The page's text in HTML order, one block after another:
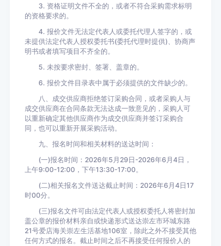
3. 资格证明文件不全的，或者不符合采购需求标明
的资格要求的。
4. 报价文件无法定代表人或委托代理人签字的，或
未提供法定代表人授权委托书(委托代理时提供)、协商声
明书或者填写项目不齐全的。
5. 未按要求密封、签署、盖章的。
6. 报价文件目录表中属于必须提供的文件缺少的。
八、成交供应商拒绝签订采购合同，或者采购人与
成交供应商在合同条款无法达成一致意见的，采购人可
以重新确定其他供应商作为成交供应商并签订采购合
同，也可以重新开展采购活动。
九、报名时间和相关材料的送达时间：
(一)报名时间：2026年5月29日-2026年6月4日，
上午9:00-12:00，下午13:30-17:00。
(二)相关报名文件送达截止时间：2026年6月4日17
时00分。
(三)报名文件可由法定代表人或授权委托人将密封加
盖公章的报价材料亲自或快递形式送达崇左市环城东路
21号爱店海关崇左生活基地106室，除此之外不接受其他
任何方式的报名。截止时间之后不再接受任何报价人的